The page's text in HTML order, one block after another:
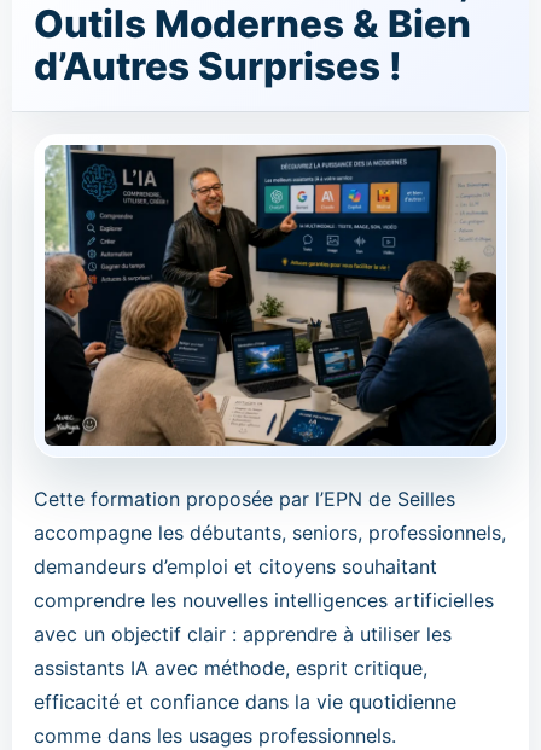
Outils Modernes & Bien
d’Autres Surprises !
Cette formation proposée par l’EPN de Seilles
accompagne les débutants, seniors, professionnels,
demandeurs d’emploi et citoyens souhaitant
comprendre les nouvelles intelligences artificielles
avec un objectif clair : apprendre à utiliser les
assistants IA avec méthode, esprit critique,
efficacité et confiance dans la vie quotidienne
comme dans les usages professionnels.